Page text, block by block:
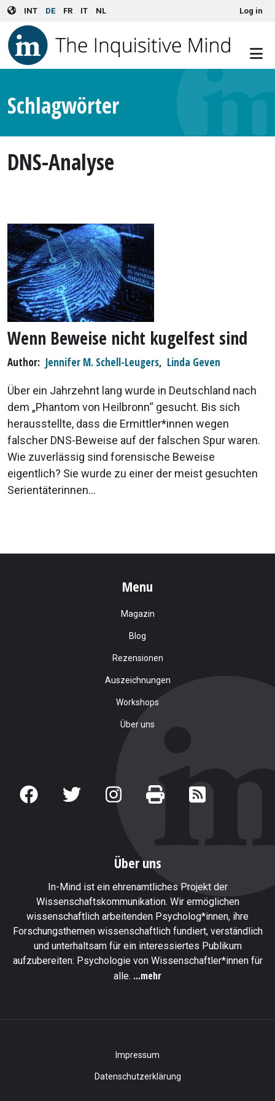
Skip to main content
INT DE FR IT NL User account menuLog in
Schlagwörter
DNS-Analyse
Wenn Beweise nicht kugelfest sind
Author Jennifer M. Schell-Leugers, Linda Geven
Über ein Jahrzehnt lang wurde in Deutschland nach
dem „Phantom von Heilbronn“ gesucht. Bis sich
herausstellte, dass die Ermittler*innen wegen
falscher DNS-Beweise auf der falschen Spur waren.
Wie zuverlässig sind forensische Beweise
eigentlich? Sie wurde zu einer der meist gesuchten
Serientäterinnen...
Menu
Magazin
Blog
Rezensionen
Auszeichnungen
Workshops
Über uns
Über uns
In-Mind ist ein ehrenamtliches Projekt der
Wissenschaftskommunikation. Wir ermöglichen
wissenschaftlich arbeitenden Psycholog*innen, ihre
Forschungsthemen wissenschaftlich fundiert, verständlich
und unterhaltsam für ein interessiertes Publikum
aufzubereiten: Psychologie von Wissenschaftler*innen für
alle. ...mehr
Impressum
Datenschutzerklärung